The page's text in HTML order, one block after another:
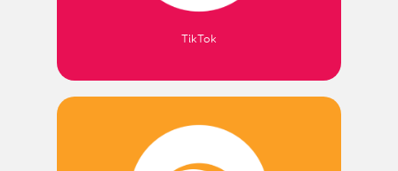
TikTok